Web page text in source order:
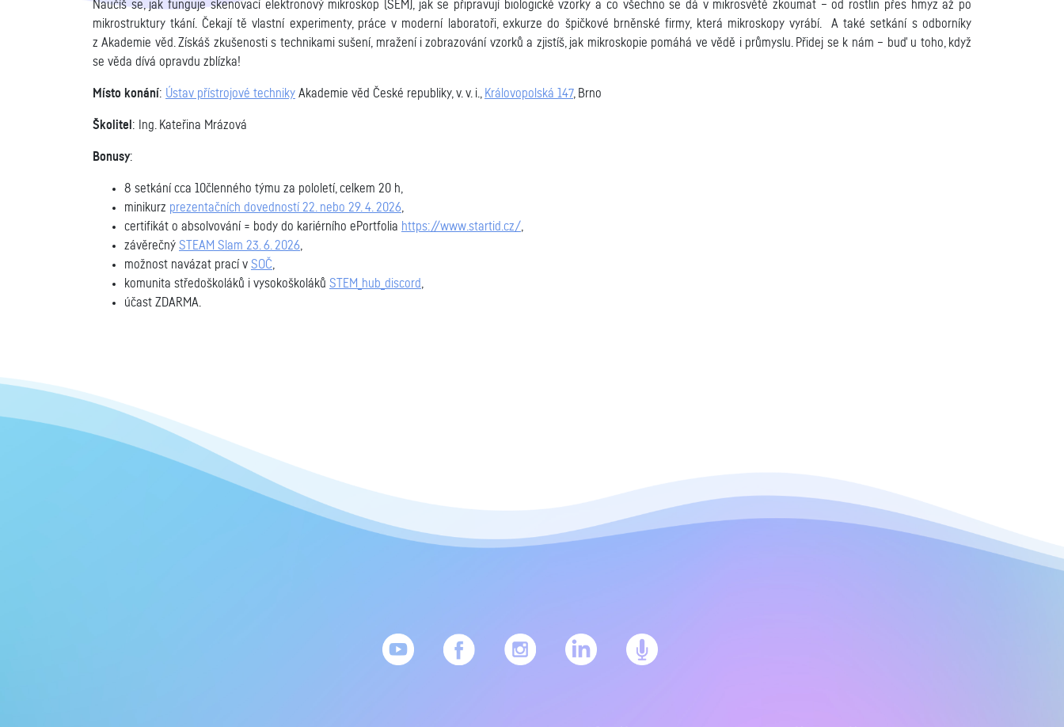
Naučíš se, jak funguje skenovací elektronový mikroskop (SEM), jak se připravují biologické vzorky a co všechno se dá v mikrosvětě zkoumat – od rostlin přes hmyz až po
mikrostruktury tkání. Čekají tě vlastní experimenty, práce v moderní laboratoři, exkurze do špičkové brněnské firmy, která mikroskopy vyrábí. A také setkání s odborníky
z Akademie věd. Získáš zkušenosti s technikami sušení, mražení i zobrazování vzorků a zjistíš, jak mikroskopie pomáhá ve vědě i průmyslu. Přidej se k nám – buď u toho, když
se věda dívá opravdu zblízka!
Místo konání: Ústav přístrojové techniky Akademie věd České republiky, v. v. i., Královopolská 147, Brno
Školitel : Ing. Kateřina Mrázová
Bonusy:
8 setkání cca 10členného týmu za pololetí, celkem 20 h,
minikurz prezentačních dovedností 22. nebo 29. 4. 2026
certifikát o absolvování = body do kariérního ePortfolia https://www.startid.cz/
závěrečný STEAM Slam 23. 6. 2026
možnost navázat prací v SOČ
komunita středoškoláků i vysokoškoláků STEM_hub_discord
účast ZDARMA.